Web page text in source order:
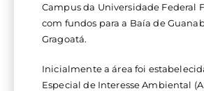
Campus da Universidade Federal
com fundos para a Baía de
Gragoatá.
Inicialmente a área foi
Especial de Interesse Ambiental